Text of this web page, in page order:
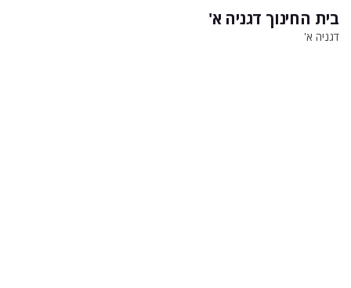
בית החינוך דגניה א'
דגניה א'